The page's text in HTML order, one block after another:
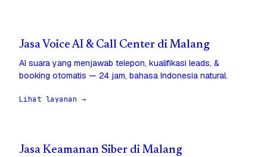
Jasa Voice AI & Call Center di Malang
AI suara yang menjawab telepon, kualifikasi leads, &
booking otomatis — 24 jam, bahasa Indonesia natural.
Lihat layanan →
Jasa Keamanan Siber di Malang